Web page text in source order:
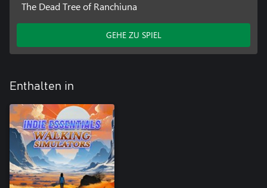
The Dead Tree of Ranchiuna
GEHE ZU SPIEL
Enthalten in